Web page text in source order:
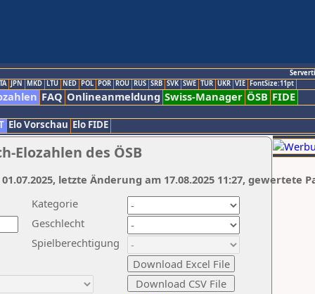
JPN MKD LTU NED POL POR ROU RUS SRB SVK SWE TUR UKR VIE FontSize:11pt
FAQ Onlineanmeldung Swiss-Manager ÖSB FIDE
Elo Vorschau Elo FIDE
Elozahlen des ÖSB
Kategorie
Geschlecht
Spielberechtigung
letzte Änderung am 17.08.2025 11:27, gewertete